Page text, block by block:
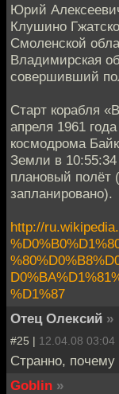
Юрий
Клушино
Смоленской
Владимирская
совершивший
Старт корабля
апреля 1961
космодрома
Земли в
плановый полёт
запланировано).
http://
%D1%87
Отец Олексий »
#25 | 12.04.08 03:04
Странно,
Goblin »